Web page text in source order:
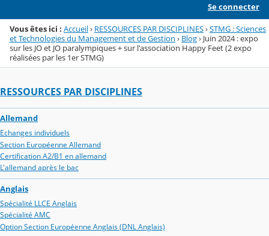
Se connecter
Vous êtes ici : Accueil› RESSOURCES PAR DISCIPLINES›STMG : Sciences
et Technologies du Management et de Gestion › Blog› Juin 2024 : expo
sur les JO et JO paralympiques + sur l'association Happy Feet (2 expo
réalisées par les 1er STMG)
RESSOURCES PAR DISCIPLINES
Allemand
Echanges individuels
Section Européenne Allemand
Certification A2/B1 en allemand
L'allemand après le bac
Anglais
Spécialité LLCE Anglais
Spécialité AMC
Option Section Européenne Anglais (DNL Anglais)